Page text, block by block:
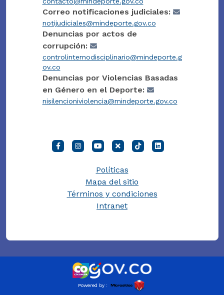
Correo notificaciones judiciales:
notijudiciales@mindeporte.gov.co
Denuncias por actos de
corrupción:
controlinternodisciplinario@mindeporte.g
ov.co
Denuncias por Violencias Basadas
en Género en el Deporte:
nisilencioniviolencia@mindeporte.gov.co
Políticas
Mapa del sitio
Términos y condiciones
Intranet
Powered by :